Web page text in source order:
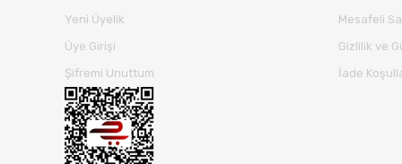
Yeni Üyelik
Üye Girişi
Şifremi Unuttum
Mesafeli
Gizlilik ve
İade